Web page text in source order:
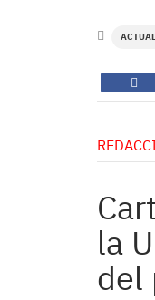
la
del